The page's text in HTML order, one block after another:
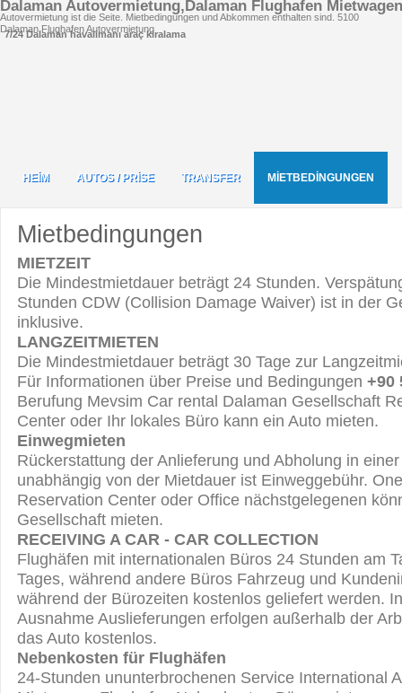
Dalaman Autovermietung,Dalaman Flughafen
Autovermietung ist die Seite. Mietbedingungen und Abkommen enthalten sind. 5100
Dalaman Flughafen Autovermietung
HEİM
HEİM AUTOS / PRİSE
AUTOS / PRİSE TRANSFER
TRANSFER MİETBEDİNGUNGEN
7/24 Dalaman havalimanı araç kiralama
Mietbedingungen
MIETZEIT
Die Mindestmietdauer beträgt 24 Stunden.
Stunden CDW (Collision Damage Waiver) ist in der
inklusive.
LANGZEITMIETEN
Die Mindestmietdauer beträgt 30 Tage zur
Für Informationen über Preise und Bedingungen +90
Berufung Mevsim Car rental Dalaman Gesellschaft
Center oder Ihr lokales Büro kann ein Auto mieten.
Einwegmieten
Rückerstattung der Anlieferung und Abholung in
unabhängig von der Mietdauer ist Einweggebühr.
Reservation Center oder Office nächstgelegenen
Gesellschaft mieten.
RECEIVING A CAR - CAR COLLECTION
Flughäfen mit internationalen Büros 24 Stunden am
Tages, während andere Büros Fahrzeug und
während der Bürozeiten kostenlos geliefert werden.
Ausnahme Auslieferungen erfolgen außerhalb der
das Auto kostenlos.
Nebenkosten für Flughäfen
24-Stunden ununterbrochenen Service International